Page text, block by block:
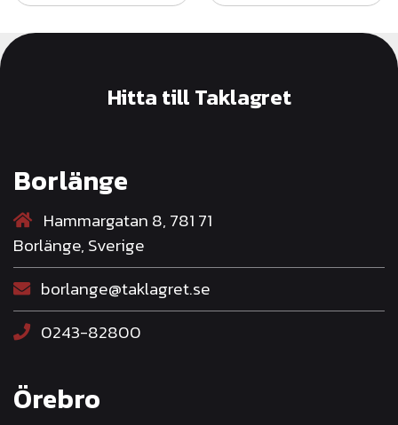
Hitta till Taklagret
Borlänge
Hammargatan 8, 781 71
Borlänge, Sverige
borlange@taklagret.se
0243-82800
Örebro